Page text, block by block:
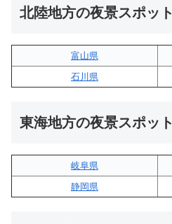
北陸地方の夜景スポット
富山県
石川県
東海地方の夜景スポット
岐阜県
静岡県